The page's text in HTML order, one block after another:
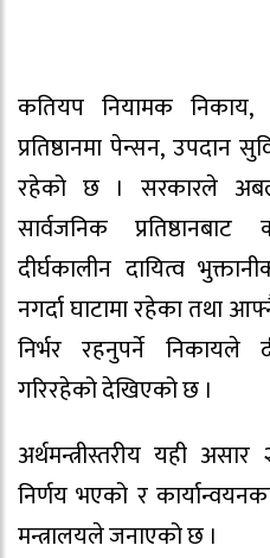
कतियप नियामक निकाय,
प्रतिष्ठानमा पेन्सन, उपदान
रहेको छ । सरकारले
सार्वजनिक
दीर्घकालीन दायित्व
नगर्दा घाटामा रहेका तथा
निर्भर रहनुपर्ने निकायले
गरिरहेको देखिएको छ ।
अर्थमन्त्रीस्तरीय यही
निर्णय भएको र
मन्त्रालयले जनाएको छ ।